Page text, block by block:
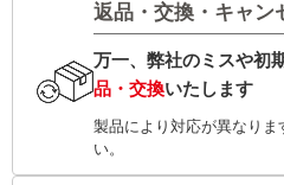
返品・交換・キャン
万一、弊社のミスや初
品・交換いたします
製品により対応が異なりま
い。